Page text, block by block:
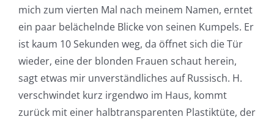
mich zum vierten Mal nach meinem Namen, erntet
ein paar belächelnde Blicke von seinen Kumpels. Er
ist kaum 10 Sekunden weg, da öffnet sich die Tür
wieder, eine der blonden Frauen schaut herein,
sagt etwas mir unverständliches auf Russisch. H.
verschwindet kurz irgendwo im Haus, kommt
zurück mit einer halbtransparenten Plastiktüte, der